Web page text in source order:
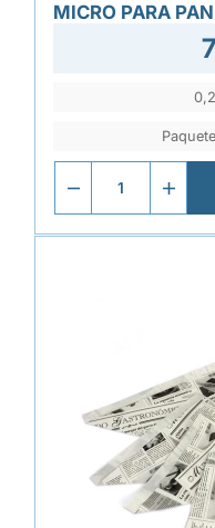
MICRO PARA